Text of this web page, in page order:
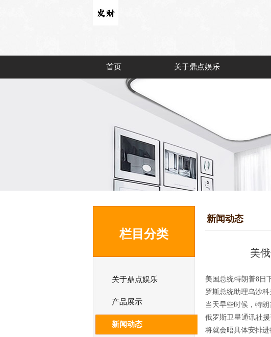
首页 关于鼎点娱乐
栏目分类
关于鼎点娱乐
产品展示
新闻动态
新闻动态
美
美国总统特朗普8日
罗斯总统助理乌沙科
当天早些时候，特
俄罗斯卫星通讯社
将就会晤具体安排进